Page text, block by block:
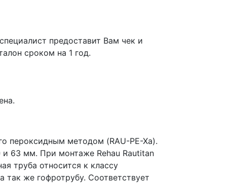
предоставит Вам чек и
сроком на 1 год.
пероксидным методом (RAU-PE-Xa).
63 мм. При монтаже Rehau Rautitan
труба относится к классу
же гофротрубу. Cоответствует